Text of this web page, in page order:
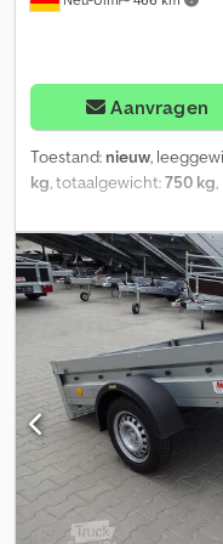
thermisch verzinkt
boutverbindingen
verzinkt staal. Totale
worden apart in rekening
Aanvragen
Toestand: nieuw,
kg , totaalgewicht:750 kg
laadruimte inhoud:0,5 m³
werkbreedte:2.150 mm,
GN152, N7-305 multi
532 kg Leeggewicht: 218
100 mm Banden: 155 70
laadvloer - Hoge
frameconstructie,
profielframe en 5
het laden en lossen. -
en asrubberen zorgen
van het 305 multi-model
achterlichten, zodat bij
zonder hellingbanen